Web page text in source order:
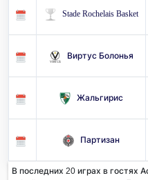
Stade Rochelais Basket
Виртус Болонья
Жальгирис
Партизан
В последних 20 играх в гостях